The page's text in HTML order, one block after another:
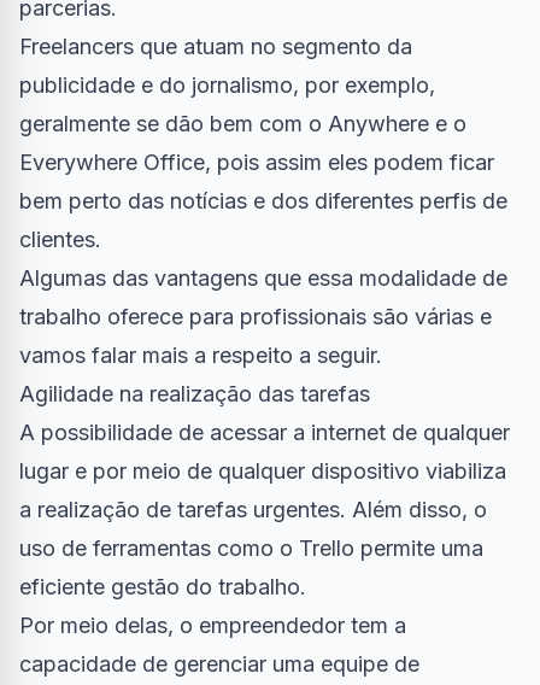
parcerias.
Freelancers que atuam no segmento da
publicidade e do jornalismo, por exemplo,
geralmente se dão bem com o Anywhere e o
Everywhere Office, pois assim eles podem ficar
bem perto das notícias e dos diferentes perfis de
clientes.
Algumas das vantagens que essa modalidade de
trabalho oferece para profissionais são várias e
vamos falar mais a respeito a seguir.
Agilidade na realização das tarefas
A possibilidade de acessar a internet de qualquer
lugar e por meio de qualquer dispositivo viabiliza
a realização de tarefas urgentes. Além disso, o
uso de ferramentas como o Trello permite uma
eficiente gestão do trabalho.
Por meio delas, o empreendedor tem a
capacidade de gerenciar uma equipe de